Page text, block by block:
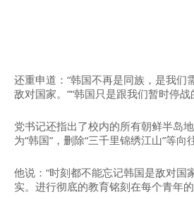
还重申道：“韩国不再是同族，是我们
敌对国家。”“韩国只是跟我们暂时停战
党书记还指出了校内的所有朝鲜半岛
为“韩国”，删除“三千里锦绣江山”等向
他说：“时刻都不能忘记韩国是敌对国
实。进行彻底的教育铭刻在每个青年